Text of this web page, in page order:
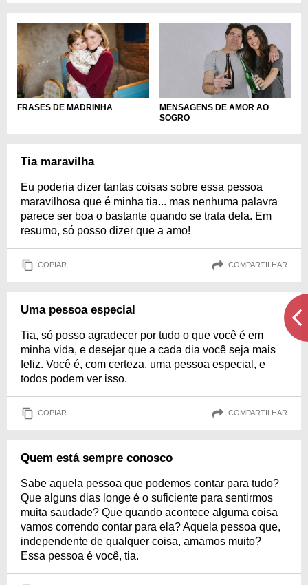
FRASES DE MADRINHA
MENSAGENS DE AMOR AO
SOGRO
Tia maravilha
Eu poderia dizer tantas coisas sobre essa pessoa
maravilhosa que é minha tia... mas nenhuma palavra
parece ser boa o bastante quando se trata dela. Em
resumo, só posso dizer que a amo!
COPIAR COMPARTILHAR
Uma pessoa especial
Tia, só posso agradecer por tudo o que você é em
minha vida, e desejar que a cada dia você seja mais
feliz. Você é, com certeza, uma pessoa especial, e
todos podem ver isso.
COPIAR COMPARTILHAR
Quem está sempre conosco
Sabe aquela pessoa que podemos contar para tudo?
Que alguns dias longe é o suficiente para sentirmos
muita saudade? Que quando acontece alguma coisa
vamos correndo contar para ela? Aquela pessoa que,
independente de qualquer coisa, amamos muito?
Essa pessoa é você, tia.